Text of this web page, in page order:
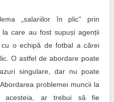
„salariilor în plic” prin
la care au fost supuși agenții
o echipă de fotbal a cărei
O astfel de abordare poate
singulare, dar nu poate
problemei muncii la
acesteia, ar trebui să fie